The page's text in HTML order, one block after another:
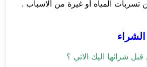
المياه أو غيرة من ألاسباب .
شرائها اليك الاتي ؟